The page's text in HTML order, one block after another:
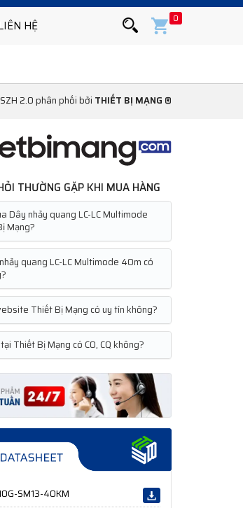
HỆ 0
2.0 phân phối bởi THIẾT BỊ MẠNG ®
THƯỜNG GẶP KHI MUA HÀNG
Dây nhảy quang LC-LC Multimode
Mạng?
quang LC-LC Multimode 40m có
Thiết Bị Mạng có uy tín không?
Thiết Bị Mạng có CO, CQ không?
SM13-40KM